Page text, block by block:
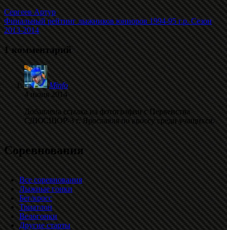
Сергеев Артур
Финальный рейтинг лыжников юниоров 1994-95 г.р. Сезон
2013-2014
1 комментарий
Minfo
4 июня 2014
Добавлена ссылка на фотографии с Первенства
СДЮСШОР-3 г. Ярославля по кроссу среди учащихся.
Соревнования
Все соревнования
Лыжные гонки
Бег/кросс
Триатлон
Велогонки
Другие старты